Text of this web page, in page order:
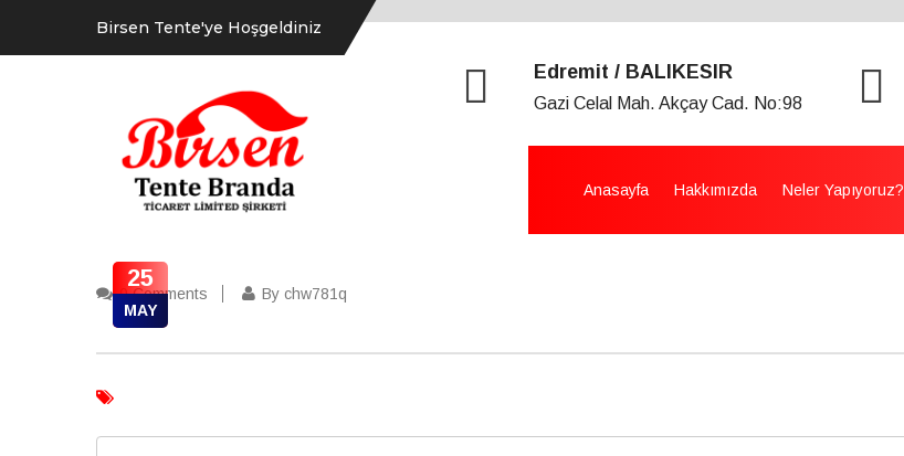
Birsen Tente'ye Hoşgeldiniz
Edremit / BALIKESIR
Gazi Celal Mah. Akçay Cad. No:98
Anasayfa Hakkımızda Neler Yapıyoruz?
25
MAY
0 Comments By chw781q